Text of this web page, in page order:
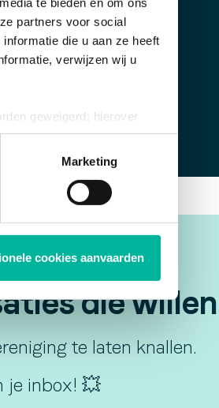
partners voor social
die u aan ze heeft
verwijzen wij u
geweigerd; hierover
op elk moment intrekken
Marketing
cookies aanvaarden
die
te laten knallen.
je inbox! 💥